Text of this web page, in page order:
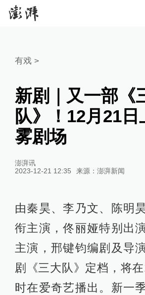
有戏 >
新剧｜又一部《
队》！12月21日
雾剧场
澎湃讯
2023-12-21 12:35
来源： 澎湃新闻
由秦昊、李乃文、陈明
衔主演，佟丽娅特别出
主演，邢键钧编剧及导
剧《三大队》定档，将
时在爱奇艺播出。新一